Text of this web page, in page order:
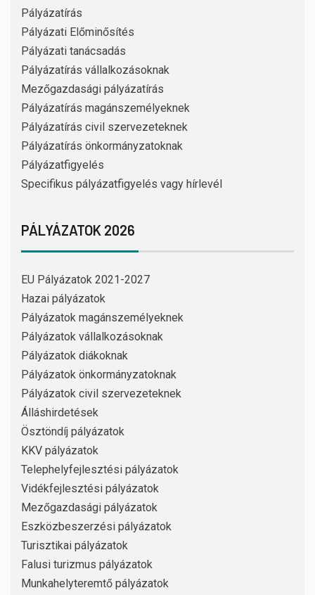
Pályázatírás
Pályázati Előminősítés
Pályázati tanácsadás
Pályázatírás vállalkozásoknak
Mezőgazdasági pályázatírás
Pályázatírás magánszemélyeknek
Pályázatírás civil szervezeteknek
Pályázatírás önkormányzatoknak
Pályázatfigyelés
Specifikus pályázatfigyelés vagy hírlevél
PÁLYÁZATOK 2026
EU Pályázatok 2021-2027
Hazai pályázatok
Pályázatok magánszemélyeknek
Pályázatok vállalkozásoknak
Pályázatok diákoknak
Pályázatok önkormányzatoknak
Pályázatok civil szervezeteknek
Álláshirdetések
Ösztöndíj pályázatok
KKV pályázatok
Telephelyfejlesztési pályázatok
Vidékfejlesztési pályázatok
Mezőgazdasági pályázatok
Eszközbeszerzési pályázatok
Turisztikai pályázatok
Falusi turizmus pályázatok
Munkahelyteremtő pályázatok